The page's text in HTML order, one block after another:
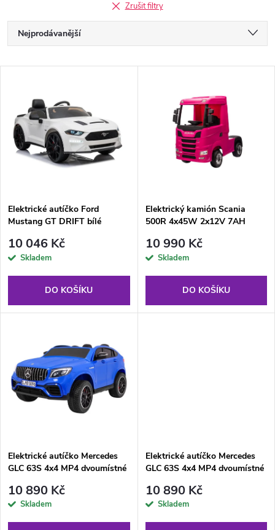
Zrušit filtry
Ř
a
e
n
p
r
o
d
k
t
Nejprodávanější
Abecedně
ý
p
s
p
r
u
k
ů
Elektrické autíčko Ford
Mustang GT DRIFT bílé
10 046 Kč
Skladem
DO KOŠÍKU
Elektrický kamión Scania
500R 4x45W 2x12V 7AH
10 990 Kč
Skladem
DO KOŠÍKU
Elektrické autíčko Mercedes
GLC 63S 4x4 MP4 dvoumístné
10 890 Kč
Skladem
Elektrické autíčko Mercedes
GLC 63S 4x4 MP4 dvoumístné
10 890 Kč
Skladem